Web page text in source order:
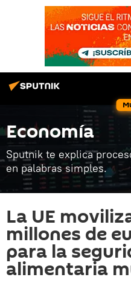
Economía
Sputnik te explica
en palabras simples.
La UE
millones de
para la
alimentaria